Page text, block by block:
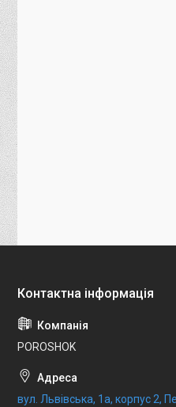
POROSHOK
вул. Львівська, 1а, корпус 2,